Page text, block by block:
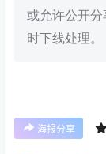
或允许公开分
时下线处理。
海报分享